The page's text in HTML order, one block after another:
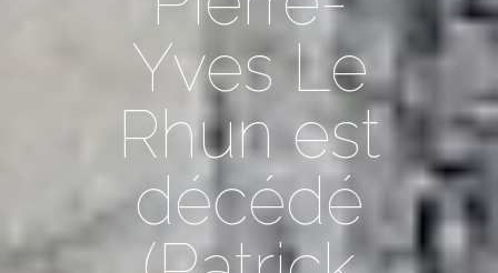
Yves Le
Rhun est
décédé